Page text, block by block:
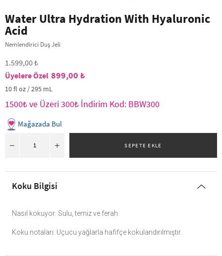
Water Ultra Hydration With Hyaluronic
Acid
Nemlendirici Duş Jeli
1.599,00 ₺
899,00 ₺
10 fl oz / 295 mL
1500₺ ve Üzeri 300₺ İndirim Kod: BBW300
Mağazada Bul
Koku Bilgisi
Nasıl kokuyor: Sulu, temiz ve ferah.
Koku notaları: Uçucu yağlarla hafifçe kokulandırılmıştır.